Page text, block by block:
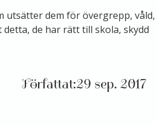
utsätter dem för övergrepp, våld,
de har rätt till skola, skydd
29 sep. 2017